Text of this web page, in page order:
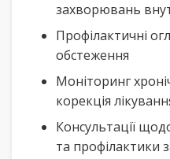
захворювань
Профілактичні
обстеження
Моніторинг
корекція
Консультації
та профілактики